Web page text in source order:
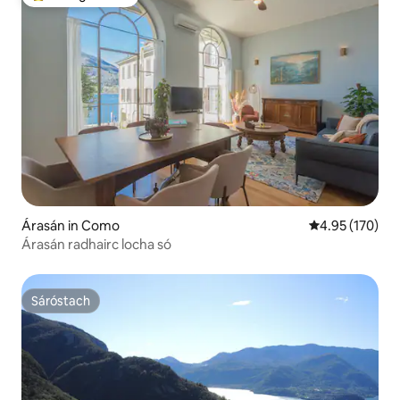
Árasán in Como Meánrátáil
4.95 (170)
Árasán radhairc locha só
Sáróstach
Sáróstach